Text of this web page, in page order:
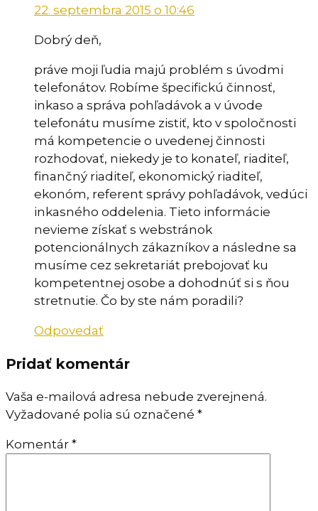
22. septembra 2015 o 10:46
Dobrý deň,
práve moji ľudia majú problém s úvodmi
telefonátov. Robíme špecifickú činnosť,
inkaso a správa pohľadávok a v úvode
telefonátu musíme zistiť, kto v spoločnosti
má kompetencie o uvedenej činnosti
rozhodovať, niekedy je to konateľ, riaditeľ,
finančný riaditeľ, ekonomický riaditeľ,
ekonóm, referent správy pohľadávok, vedúci
inkasného oddelenia. Tieto informácie
nevieme získať s webstránok
potencionálnych zákazníkov a následne sa
musíme cez sekretariát prebojovať ku
kompetentnej osobe a dohodnúť si s ňou
stretnutie. Čo by ste nám poradili?
Odpovedať
Pridať komentár
Vaša e-mailová adresa nebude zverejnená.
Vyžadované polia sú označené *
Komentár *